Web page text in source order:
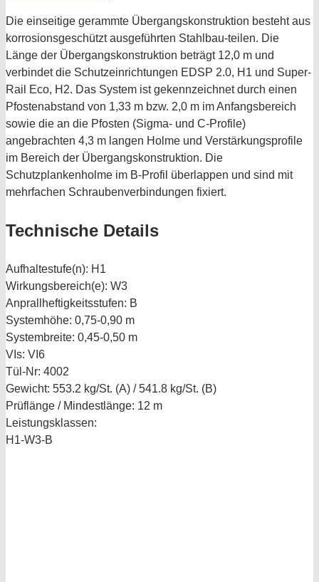
Die einseitige gerammte Übergangskonstruktion besteht aus
korrosionsgeschützt ausgeführten Stahlbau-teilen. Die
Länge der Übergangskonstruktion beträgt 12,0 m und
verbindet die Schutzeinrichtungen EDSP 2.0, H1 und Super-
Rail Eco, H2. Das System ist gekennzeichnet durch einen
Pfostenabstand von 1,33 m bzw. 2,0 m im Anfangsbereich
sowie die an die Pfosten (Sigma- und C-Profile)
angebrachten 4,3 m langen Holme und Verstärkungsprofile
im Bereich der Übergangskonstruktion. Die
Schutzplankenholme im B-Profil überlappen und sind mit
mehrfachen Schraubenverbindungen fixiert.
Technische Details
Aufhaltestufe(n): H1
Wirkungsbereich(e): W3
Anprallheftigkeitsstufen: B
Systemhöhe: 0,75-0,90 m
Systembreite: 0,45-0,50 m
VIs: VI6
Tül-Nr: 4002
Gewicht: 553.2 kg/St. (A) / 541.8 kg/St. (B)
Prüflänge / Mindestlänge: 12 m
Leistungsklassen:
H1-W3-B